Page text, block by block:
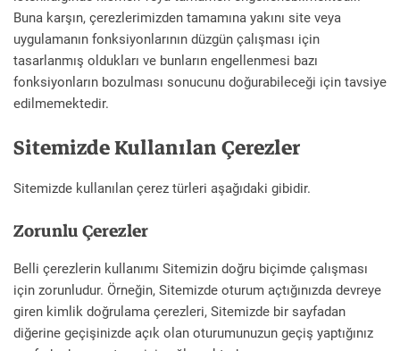
Buna karşın, çerezlerimizden tamamına yakını site veya
uygulamanın fonksiyonlarının düzgün çalışması için
tasarlanmış oldukları ve bunların engellenmesi bazı
fonksiyonların bozulması sonucunu doğurabileceği için tavsiye
edilmemektedir.
Sitemizde Kullanılan Çerezler
Sitemizde kullanılan çerez türleri aşağıdaki gibidir.
Zorunlu Çerezler
Belli çerezlerin kullanımı Sitemizin doğru biçimde çalışması
için zorunludur. Örneğin, Sitemizde oturum açtığınızda devreye
giren kimlik doğrulama çerezleri, Sitemizde bir sayfadan
diğerine geçişinizde açık olan oturumunuzun geçiş yaptığınız